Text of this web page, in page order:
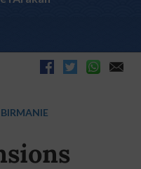
BIRMANIE